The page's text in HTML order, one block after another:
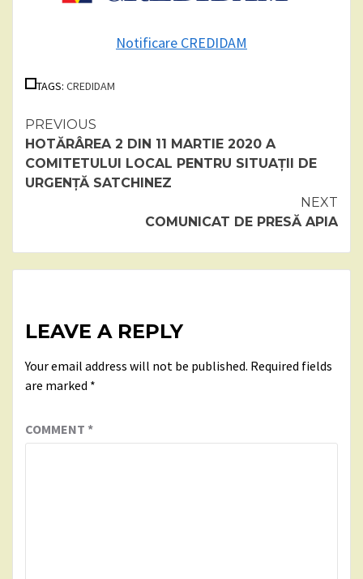
Notificare CREDIDAM
TAGS: CREDIDAM
Continue
Reading
PREVIOUS
HOTĂRÂREA 2 DIN 11 MARTIE 2020 A
COMITETULUI LOCAL PENTRU SITUAȚII DE
URGENȚĂ SATCHINEZ
NEXT
COMUNICAT DE PRESĂ APIA
LEAVE A REPLY
Your email address will not be published. Required fields
are marked *
COMMENT *